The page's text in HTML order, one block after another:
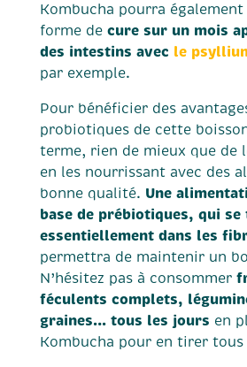
Kombucha pourra
forme de cure sur un mois
des intestins avec le
par exemple.
Pour bénéficier des
probiotiques de cette
terme, rien de mieux que de
en les nourrissant avec des
bonne qualité. Une
base de prébiotiques, qui
essentiellement dans les
permettra de maintenir un
N’hésitez pas à consommer
féculents complets,
graines… tous les jours en
Kombucha pour en tirer tous